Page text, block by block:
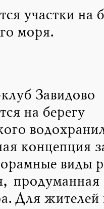
участки на
моря.
Завидово
на берегу
концепция
виды
продуманная
Для жителей